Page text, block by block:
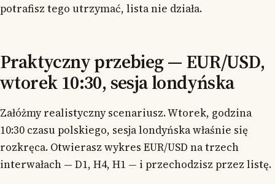
potrafisz tego utrzymać, lista nie działa.
Praktyczny przebieg — EUR/USD,
wtorek 10:30, sesja londyńska
Załóżmy realistyczny scenariusz. Wtorek, godzina
10:30 czasu polskiego, sesja londyńska właśnie się
rozkręca. Otwierasz wykres EUR/USD na trzech
interwałach — D1, H4, H1 — i przechodzisz przez listę.